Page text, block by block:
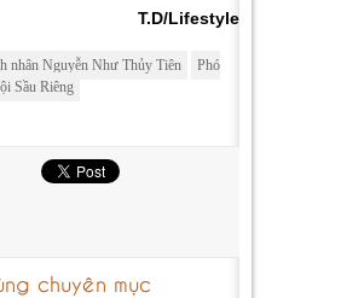
T.D/Lifestyle
nhân Nguyễn Như Thủy Tiên
Phó
Sầu Riêng
chuyên mục